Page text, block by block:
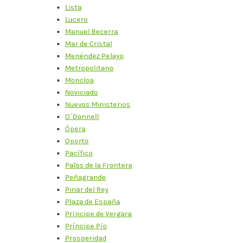
Lista
Lucero
Manuel Becerra
Mar de Cristal
Menéndez Pelayo
Metropolitano
Moncloa
Noviciado
Nuevos Ministerios
O´Donnell
Ópera
Oporto
Pacífico
Palos de la Frontera
Peñagrande
Pinar del Rey
Plaza de España
Príncipe de Vergara
Príncipe Pío
Prosperidad